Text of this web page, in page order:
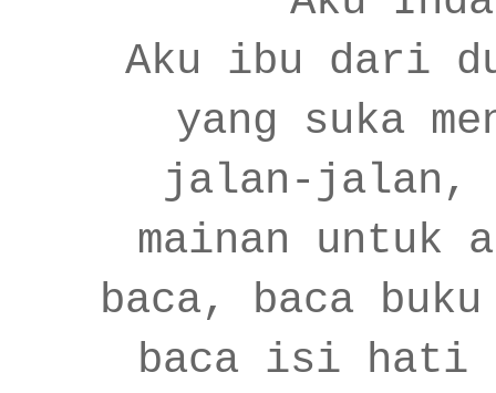
Aku ibu dari
yang suka
jalan-jalan,
mainan untuk
baca, baca
baca isi hati